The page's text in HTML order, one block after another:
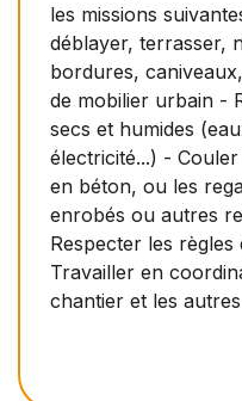
les missions
déblayer, terrasser,
bordures,
de mobilier urbain -
secs et humides
électricité...) -
en béton, ou les
enrobés ou autres
Respecter les
Travailler en
chantier et les